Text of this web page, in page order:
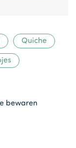
Quiche
bewaren